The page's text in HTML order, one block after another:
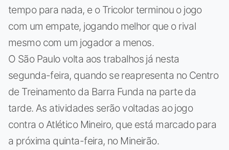
tempo para nada, e o Tricolor terminou o jogo
com um empate, jogando melhor que o rival
mesmo com um jogador a menos.
O São Paulo volta aos trabalhos já nesta
segunda-feira, quando se reapresenta no Centro
de Treinamento da Barra Funda na parte da
tarde. As atividades serão voltadas ao jogo
contra o Atlético Mineiro, que está marcado para
a próxima quinta-feira, no Mineirão.